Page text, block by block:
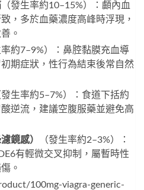
（發生率約10–15%）：顱內血
，多於血藥濃度高峰時浮現，
。
率約7–9%）：鼻腔黏膜充血導
期症狀，性行為結束後常自然
發生率約5–7%）：食道下括約
逆流，建議空腹服藥並避免高
鏡感）
（發生率約2–3%）：
有輕微交叉抑制，屬暫時性
。
100mg-viagra-generic-